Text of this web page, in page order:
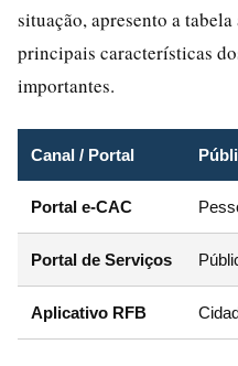
situação, apresento a
principais características
importantes.
Canal / Portal
Portal e-CAC
Portal de Serviços
Aplicativo RFB